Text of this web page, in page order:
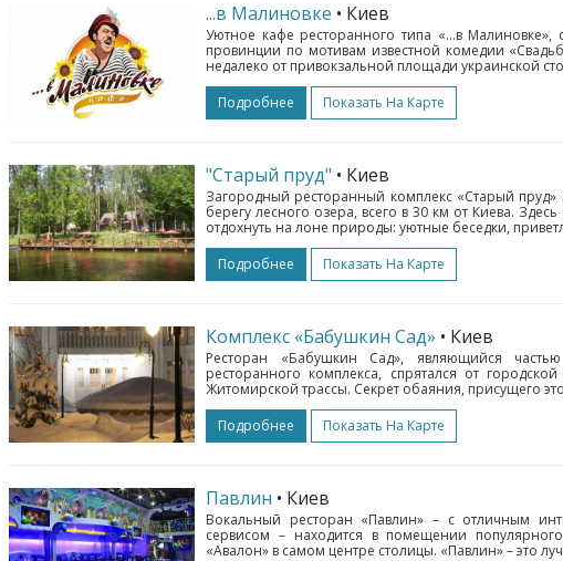
...в Малиновке • Киев
Уютное кафе ресторанного типа «…в Малиновке»,
провинции по мотивам известной комедии
недалеко от привокзальной площади украинской
Подробнее
Показать На Карте
"Старый пруд" • Киев
Загородный ресторанный комплекс «Старый
берегу лесного озера, всего в 30 км от Киева.
отдохнуть на лоне природы: уютные беседки,
Подробнее
Показать На Карте
Комплекс «Бабушкин Сад» • Киев
Ресторан «Бабушкин Сад», являющийся
ресторанного комплекса, спрятался от
Житомирской трассы. Секрет обаяния, присущего
Подробнее
Показать На Карте
Павлин • Киев
Вокальный ресторан «Павлин» – с отличным
сервисом – находится в помещении популярного
«Авалон» в самом центре столицы. «Павлин» – это